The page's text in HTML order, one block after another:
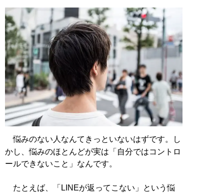
悩みのない人なんてきっといないはずです。し
かし、悩みのほとんどが実は「自分ではコントロ
ールできないこと」なんです。
たとえば、「LINEが返ってこない」という悩